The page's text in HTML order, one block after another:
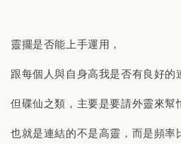
靈擺是否能上手運用，
跟每個人與自身高我是否有良好的
但碟仙之類，主要是要請外靈來幫
也就是連結的不是高靈，而是頻率